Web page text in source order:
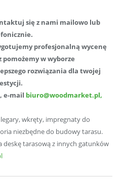
się z nami mailowo lub
profesjonalną wycenę
pomożemy w wyborze
rozwiązania dla twojej
e-mail biuro@woodmarket.pl,
wkręty, impregnaty do
niezbędne do budowy tarasu.
deskę tarasową z innych gatunków